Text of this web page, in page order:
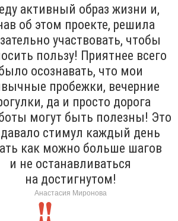
активный образ жизни и,
об этом проекте, решила
участвовать, чтобы
пользу! Приятнее всего
осознавать, что мои
пробежки, вечерние
да и просто дорога
могут быть полезны! Это
стимул каждый день
как можно больше шагов
и не останавливаться
на достигнутом!
Анастасия Миронова